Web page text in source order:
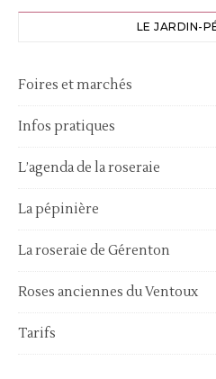
LE JARDIN-
Foires et marchés
Infos pratiques
L’agenda de la roseraie
La pépinière
La roseraie de Gérenton
Roses anciennes du Ventoux
Tarifs